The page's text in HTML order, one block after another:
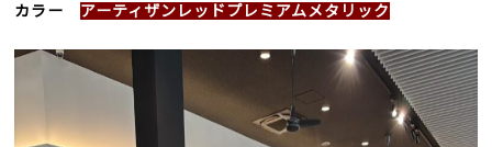
カラー アーティザンレッドプレミアムメタリック